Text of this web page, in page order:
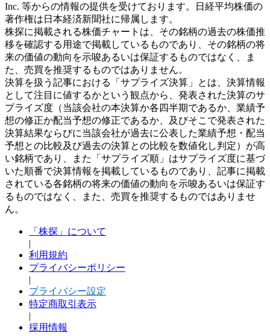
Inc. 等からの情報の提供を受けております。日経平均株価の
著作権は日本経済新聞社に帰属します。
株探に掲載される株価チャートは、その銘柄の過去の株価推
移を確認する用途で掲載しているものであり、その銘柄の将
来の価値の動向を示唆あるいは保証するものではなく、ま
た、売買を推奨するものではありません。
決算を扱う記事における「サプライズ決算」とは、決算情報
として注目に値するかという観点から、発表された決算のサ
プライズ度（当該会社の本決算か各四半期であるか、業績予
想の修正か配当予想の修正であるか、及びそこで発表された
決算結果ならびに当該会社が過去に公表した業績予想・配当
予想との比較及び過去の決算との比較を数値化し判定）が高
い銘柄であり、また「サプライズ順」はサプライズ度に基づ
いた順番で決算情報を掲載しているものであり、記事に掲載
されている各銘柄の将来の価値の動向を示唆あるいは保証す
るものではなく、また、売買を推奨するものではありませ
ん。
「株探」について
|
利用規約
プライバシーポリシー
|
プライバシー設定
特定商取引表示
|
採用情報